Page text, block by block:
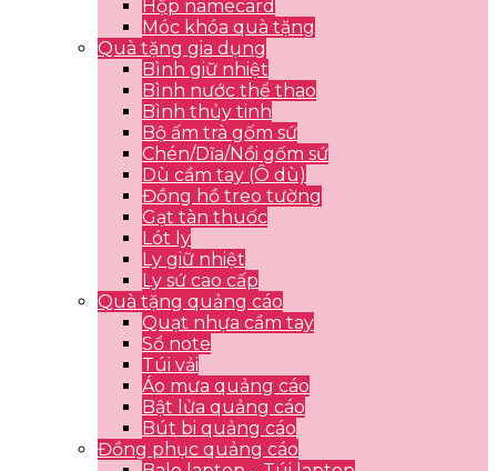
Hộp namecard
Móc khóa quà tặng
Quà tặng gia dụng
Bình giữ nhiệt
Bình nước thể thao
Bình thủy tinh
Bộ ấm trà gốm sứ
Chén/Dĩa/Nồi gốm sứ
Dù cầm tay (Ô dù)
Đồng hồ treo tường
Gạt tàn thuốc
Lót ly
Ly giữ nhiệt
Ly sứ cao cấp
Quà tặng quảng cáo
Quạt nhựa cầm tay
Sổ note
Túi vải
Áo mưa quảng cáo
Bật lửa quảng cáo
Bút bi quảng cáo
Đồng phục quảng cáo